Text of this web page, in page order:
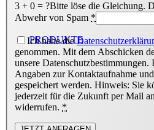
PRODUKTE
3 + 0 = ?Bitte löse die Gleichung.
Abwehr von Spam *
Ich habe die
genommen. Mit dem Abschicken
unsere Datenschutzbestimmungen.
Angaben zur Kontaktaufnahme
gespeichert werden. Hinweis: Sie
jederzeit für die Zukunft per Mail
widerrufen. *